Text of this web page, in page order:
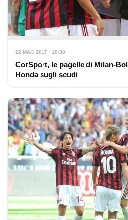
22 MAG 2017 · 10:30
CorSport, le pagelle di Milan-
Honda sugli scudi